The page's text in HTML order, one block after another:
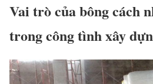
Vai trò của bông cách
trong công tình xây